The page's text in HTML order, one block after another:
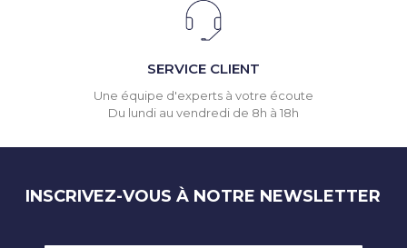
SERVICE CLIENT
Une équipe d'experts à votre écoute
Du lundi au vendredi de 8h à 18h
INSCRIVEZ-VOUS À NOTRE NEWSLETTER